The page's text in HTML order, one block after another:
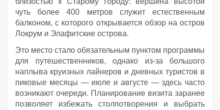
чуть более 400 метров служит естественным
балконом, с которого открывается обзор на остров
Локрум и Элафитские острова.
Это место стало обязательным пунктом программы
для путешественников, однако из-за большого
наплыва круизных лайнеров и дневных туристов в
пиковые месяцы — июле и августе — здесь часто
возникают очереди. Планирование визита заранее
позволяет избежать столпотворения и выбрать